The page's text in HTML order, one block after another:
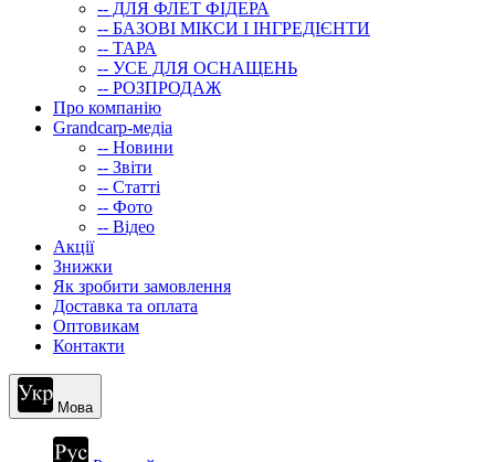
-- ДЛЯ ФЛЕТ ФІДЕРА
-- БАЗОВІ МІКСИ І ІНГРЕДІЄНТИ
-- ТАРА
-- УСЕ ДЛЯ ОСНАЩЕНЬ
-- РОЗПРОДАЖ
Про компанію
Grandcarp-медіа
-- Новини
-- Звіти
-- Статті
-- Фото
-- Відео
Акції
Знижки
Як зробити замовлення
Доставка та оплата
Оптовикам
Контакти
Мова